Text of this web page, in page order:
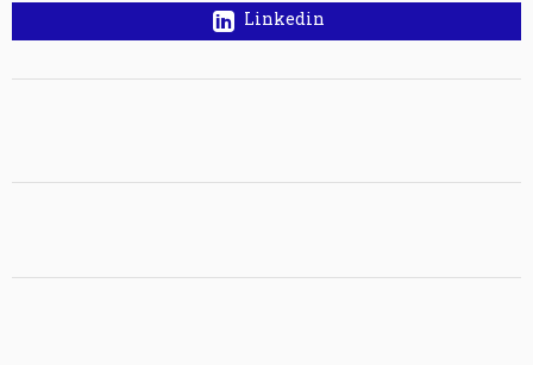
Linkedin